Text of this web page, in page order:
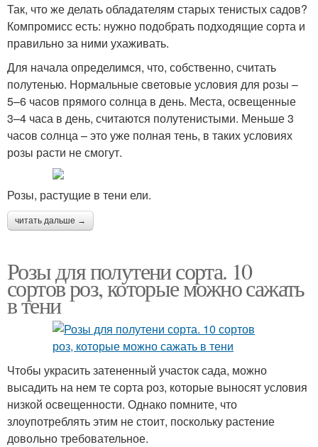
Так, что же делать обладателям старых тенистых садов?
Компромисс есть: нужно подобрать подходящие сорта и
правильно за ними ухаживать.
Для начала определимся, что, собственно, считать
полутенью. Нормальные световые условия для розы –
5–6 часов прямого солнца в день. Места, освещенные
3–4 часа в день, считаются полутенистыми. Меньше 3
часов солнца – это уже полная тень, в таких условиях
розы расти не смогут.
Розы, растущие в тени ели.
читать дальше →
Розы для полутени сорта. 10
сортов роз, которые можно сажать
в тени
Чтобы украсить затененный участок сада, можно
высадить на нем те сорта роз, которые выносят условия
низкой освещенности. Однако помните, что
злоупотреблять этим не стоит, поскольку растение
довольно требовательное.